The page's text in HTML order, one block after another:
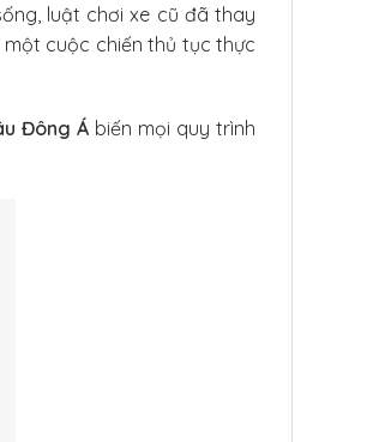
luật chơi xe cũ đã thay
cuộc chiến thủ tục thực
Đông Á biến mọi quy trình